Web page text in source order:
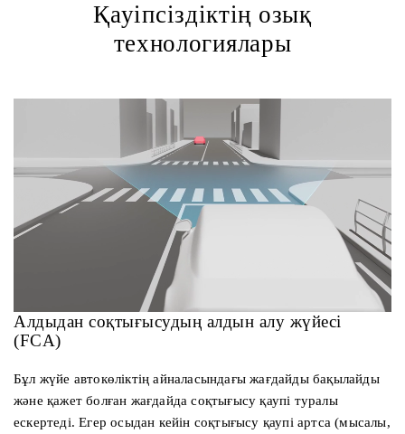
Қауіпсіздіктің озық
технологиялары
Алдыдан соқтығысудың алдын алу жүйесі
(FCA)
Бұл жүйе автокөліктің айналасындағы жағдайды бақылайды
және қажет болған жағдайда соқтығысу қаупі туралы
ескертеді. Егер осыдан кейін соқтығысу қаупі артса (мысалы,